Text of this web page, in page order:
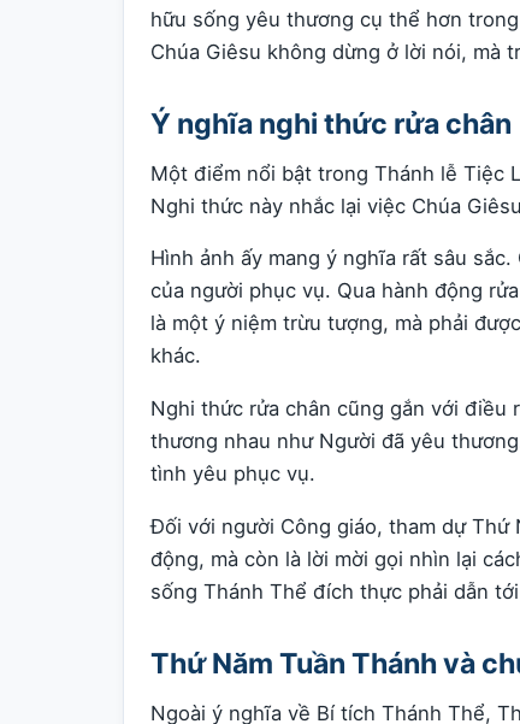
hữu sống yêu thương cụ thể hơn
Chúa Giêsu không dừng ở lời nói, mà
Ý nghĩa nghi thức rửa chân
Một điểm nổi bật trong Thánh lễ Tiệc
Nghi thức này nhắc lại việc Chúa
Hình ảnh ấy mang ý nghĩa rất sâu
của người phục vụ. Qua hành động
là một ý niệm trừu tượng, mà phải
khác.
Nghi thức rửa chân cũng gắn với điều
thương nhau như Người đã yêu
tình yêu phục vụ.
Đối với người Công giáo, tham dự Thứ
động, mà còn là lời mời gọi nhìn lại
sống Thánh Thể đích thực phải dẫn
Thứ Năm Tuần Thánh và
Ngoài ý nghĩa về Bí tích Thánh Thể,